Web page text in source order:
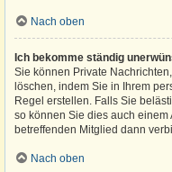
Nach oben
Ich bekomme ständig
Sie können Private
löschen, indem Sie in Ihrem
Regel erstellen. Falls Sie
so können Sie dies auch
betreffenden Mitglied dann
Nach oben